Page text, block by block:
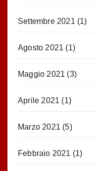
Settembre 2021 (1)
Agosto 2021 (1)
Maggio 2021 (3)
Aprile 2021 (1)
Marzo 2021 (5)
Febbraio 2021 (1)